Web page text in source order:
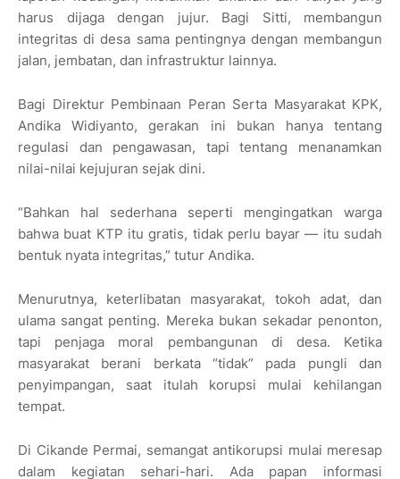
harus dijaga dengan jujur. Bagi Sitti, membangun
integritas di desa sama pentingnya dengan membangun
jalan, jembatan, dan infrastruktur lainnya.
Bagi Direktur Pembinaan Peran Serta Masyarakat KPK,
Andika Widiyanto, gerakan ini bukan hanya tentang
regulasi dan pengawasan, tapi tentang menanamkan
nilai-nilai kejujuran sejak dini.
“Bahkan hal sederhana seperti mengingatkan warga
bahwa buat KTP itu gratis, tidak perlu bayar — itu sudah
bentuk nyata integritas,” tutur Andika.
Menurutnya, keterlibatan masyarakat, tokoh adat, dan
ulama sangat penting. Mereka bukan sekadar penonton,
tapi penjaga moral pembangunan di desa. Ketika
masyarakat berani berkata “tidak” pada pungli dan
penyimpangan, saat itulah korupsi mulai kehilangan
tempat.
Di Cikande Permai, semangat antikorupsi mulai meresap
dalam kegiatan sehari-hari. Ada papan informasi